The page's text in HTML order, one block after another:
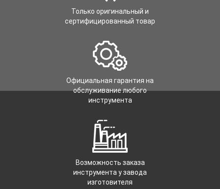
Только оригинальный и
сертифицированный товар
Официальная гарантия на
обслуживание любого
инструмента
Возможность заказа
инструмента у завода
изготовителя